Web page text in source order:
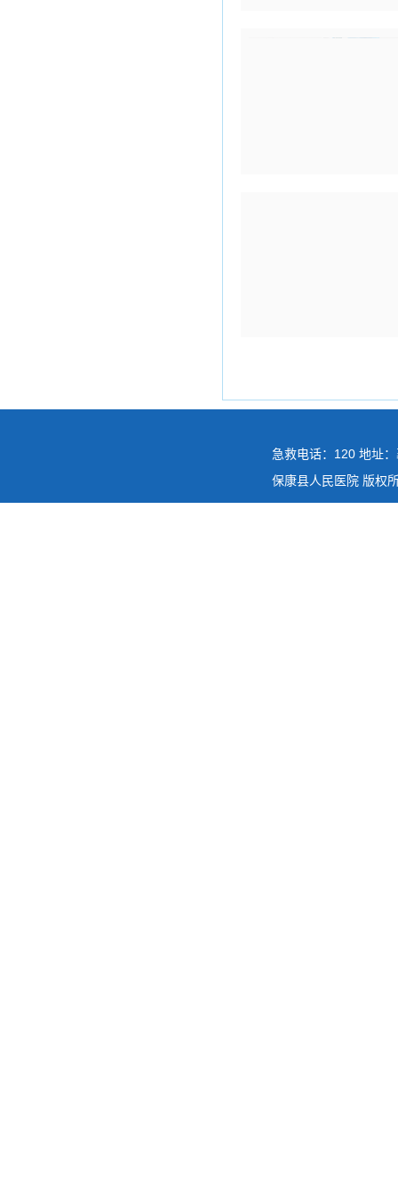
急救电话：120 地址
保康县人民医院 版权